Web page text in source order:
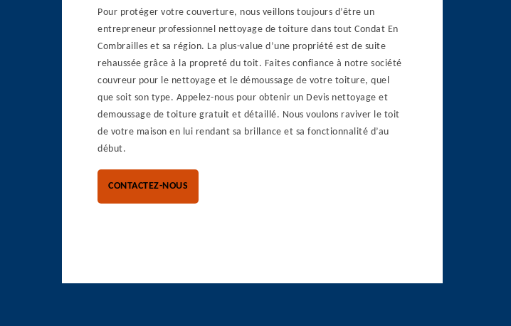
Pour protéger votre couverture, nous veillons toujours d’être un
entrepreneur professionnel nettoyage de toiture dans tout Condat En
Combrailles et sa région. La plus-value d’une propriété est de suite
rehaussée grâce à la propreté du toit. Faites confiance à notre société
couvreur pour le nettoyage et le démoussage de votre toiture, quel
que soit son type. Appelez-nous pour obtenir un Devis nettoyage et
demoussage de toiture gratuit et détaillé. Nous voulons raviver le toit
de votre maison en lui rendant sa brillance et sa fonctionnalité d’au
début.
CONTACTEZ-NOUS